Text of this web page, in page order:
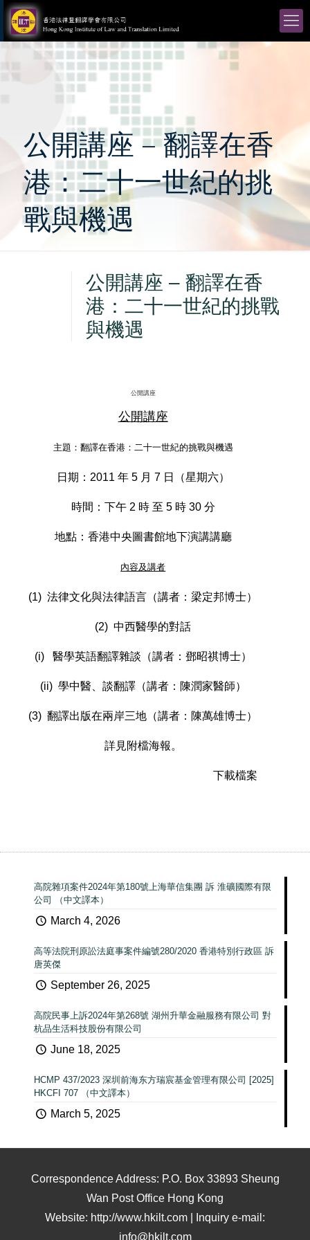
公開講座 – 翻譯在香
港：二十一世紀的挑
戰與機遇
公開講座 – 翻譯在香
港：二十一世紀的挑戰
與機遇
公開講座
公開講座
主題：翻譯在香港：二十一世紀的挑戰與機遇
日期：2011 年 5 月 7 日（星期六）
時間：下午 2 時 至 5 時 30 分
地點：香港中央圖書館地下演講講廳
內容及講者
(1) 法律文化與法律語言（講者：梁定邦博士）
(2) 中西醫學的對話
(i) 醫學英語翻譯雜談（講者：鄧昭祺博士）
(ii) 學中醫、談翻譯（講者：陳潤家醫師）
(3) 翻譯出版在兩岸三地（講者：陳萬雄博士）
詳見附檔海報。
下載檔案
高院雜項案件2024年第180號上海華信集團 訴 淮礦國際有限
公司 （中文譯本）
March 4, 2026
高等法院刑原訟法庭事案件編號280/2020 香港特別行政區 訴
唐英傑
September 26, 2025
高院民事上訴2024年第268號 湖州升華金融服務有限公司 對
杭品生活科技股份有限公司
June 18, 2025
HCMP 437/2023 深圳前海东方瑞宸基金管理有限公司 [2025]
HKCFI 707 （中文譯本）
March 5, 2025
Correspondence Address: P.O. Box 33893 Sheung
Wan Post Office Hong Kong
Website: http://www.hkilt.com | Inquiry e-mail:
info@hkilt.com